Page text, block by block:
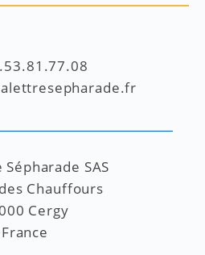
SAS
Chauffours
Cergy
France